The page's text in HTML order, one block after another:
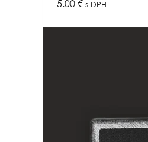
5.00 € s DPH